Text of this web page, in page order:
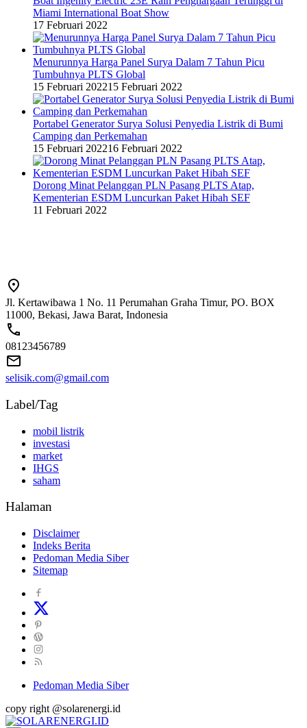
Miami International Boat Show
17 Februari 2022
Menurunnya Harga Panel Surya Dalam 7 Tahun Picu
Tumbuhnya PLTS Global
15 Februari 202215 Februari 2022
Portabel Generator Surya Solusi Penyedia Listrik di Bumi
Camping dan Perkemahan
15 Februari 202216 Februari 2022
Dorong Minat Pelanggan PLN Pasang PLTS Atap,
Kementerian ESDM Luncurkan Paket Hibah SEF
11 Februari 2022
Jl. Kertawibawa 1 No. 11 Perumahan Graha Timur, PO. BOX
11000, Bekasi, Jawa Barat, Indonesia
08123456789
selisik.com@gmail.com
Label/Tag
mobil listrik
investasi
market
IHGS
saham
Halaman
Disclaimer
Indeks Berita
Pedoman Media Siber
Sitemap
Pedoman Media Siber
copy right @solarenergi.id